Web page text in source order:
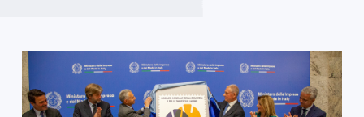
Foto gallery